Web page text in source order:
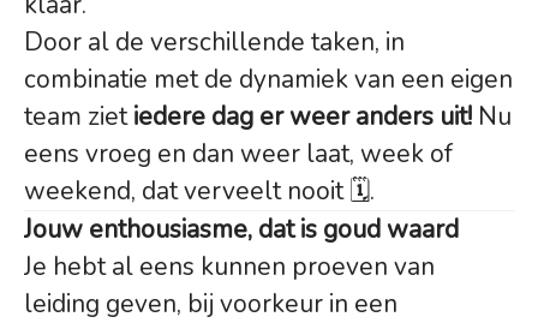
Door al de verschillende taken, in
combinatie met de dynamiek van een eigen
team zietiedere dag er weer anders uit! Nu
eens vroeg en dan weer laat, week of
weekend, dat verveelt nooit 🗓.
Jouw enthousiasme, dat is goud waard
Je hebt al eens kunnen proeven van
leiding geven, bij voorkeur in een